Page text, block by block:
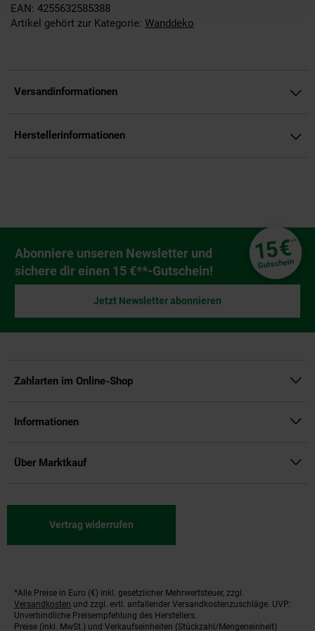
EAN: 4255632585388
Artikel gehört zur Kategorie: Wanddeko
Versandinformationen
Herstellerinformationen
Newsletter Anmeldung
Abonniere unseren Newsletter und
sichere dir einen 15 €**-Gutschein!
15€**
Gutschein
Jetzt Newsletter abonnieren
Zahlarten im Online-Shop
Informationen
Über Marktkauf
Vertrag widerrufen
Fußnoten
*Alle Preise in Euro (€) inkl. gesetzlicher Mehrwertsteuer, zzgl.
Versandkosten und zzgl. evtl. anfallender Versandkostenzuschläge. UVP:
Unverbindliche Preisempfehlung des Herstellers.
Preise (inkl. MwSt.) und Verkaufseinheiten (Stückzahl/Mengeneinheit)